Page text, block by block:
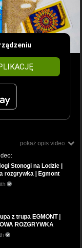
pokaż opis video
Stonogi na Lodzie |
rozgrywka | Egmont
z trupa EGMONT |
ROZGRYWKA